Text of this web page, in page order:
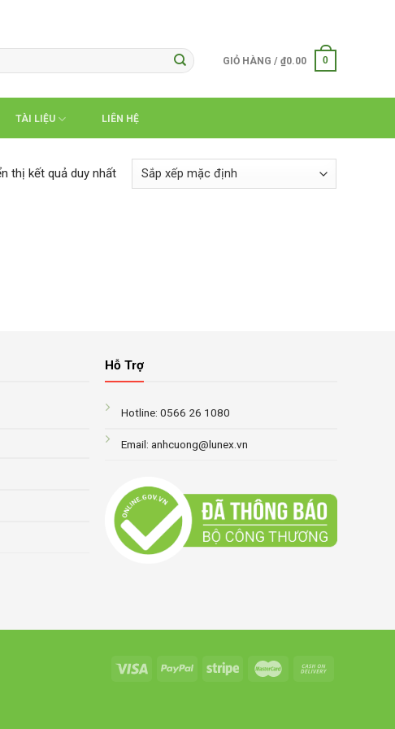
GIỎ HÀNG /₫0.00 0
TÀI LIỆU LIÊN HỆ
thị kết quả duy nhất
Hỗ Trợ
Hotline: 0566 26 1080
Email: anhcuong@lunex.vn